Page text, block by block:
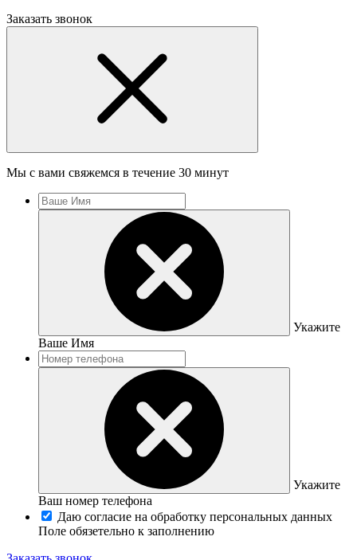
Заказать звонок
Мы с вами свяжемся в течение 30 минут
Укажите
Ваше Имя
Укажите
Ваш номер телефона
Даю согласие на обработку персональных данных
Поле обязетельно к заполнению